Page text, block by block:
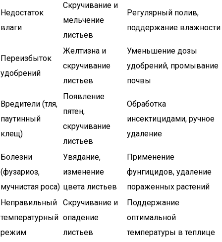
Недостаток
влаги
Скручивание и
мельчение
листьев
Регулярный полив,
поддержание влажности
Переизбыток
удобрений
Желтизна и
скручивание
листьев
Уменьшение дозы
удобрений, промывание
почвы
Вредители (тля,
паутинный
клещ)
Появление
пятен,
скручивание
листьев
Обработка
инсектицидами, ручное
удаление
Болезни
(фузариоз,
мучнистая роса)
Увядание,
изменение
цвета листьев
Применение
фунгицидов, удаление
пораженных растений
Неправильный
температурный
режим
Скручивание и
опадение
листьев
Поддержание
оптимальной
температуры в теплице